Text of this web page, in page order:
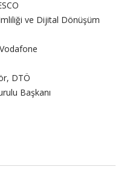
ve Dijital Dönüşüm
DTÖ
Başkanı